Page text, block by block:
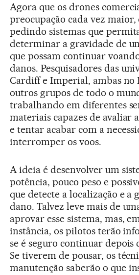
Agora que os drones
preocupação cada vez maior,
pedindo sistemas que
determinar a gravidade de
que possam continuar
danos. Pesquisadores das
Cardiff e Imperial, ambas no
outros grupos de todo o
trabalhando em diferentes
materiais capazes de avaliar
e tentar acabar com a
interromper os voos.
A ideia é desenvolver um
potência, pouco peso e
que detecte a localização e a
dano. Talvez leve mais de
aprovar esse sistema, mas,
instância, os pilotos terão
se é seguro continuar depois
Se tiverem de pousar, os
manutenção saberão o que